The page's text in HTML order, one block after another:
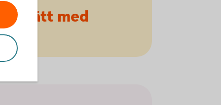
sätt med